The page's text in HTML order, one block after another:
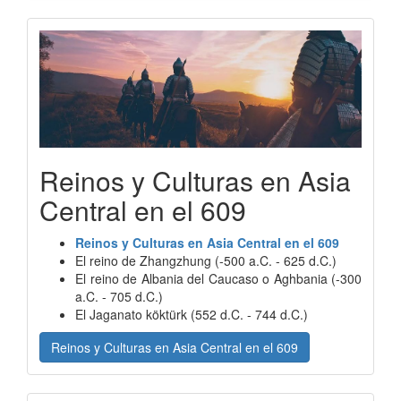
Reinos y Culturas en Asia
Central en el 609
Reinos y Culturas en Asia Central en el 609
El reino de Zhangzhung (-500 a.C. - 625 d.C.)
El reino de Albania del Caucaso o Aghbania (-300
a.C. - 705 d.C.)
El Jaganato köktürk (552 d.C. - 744 d.C.)
Reinos y Culturas en Asia Central en el 609